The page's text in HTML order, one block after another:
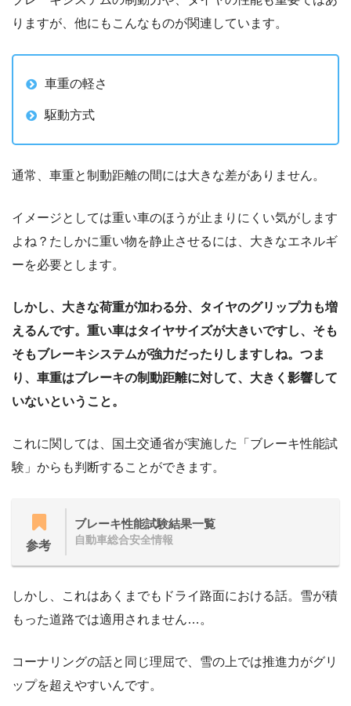
りますが、他にもこんなものが関連しています。
車重の軽さ
駆動方式
通常、車重と制動距離の間には大きな差がありません。
イメージとしては重い車のほうが止まりにくい気がします
よね？たしかに重い物を静止させるには、大きなエネルギ
ーを必要とします。
しかし、大きな荷重が加わる分、タイヤのグリップ力も増
えるんです。重い車はタイヤサイズが大きいですし、そも
そもブレーキシステムが強力だったりしますしね。つま
り、車重はブレーキの制動距離に対して、大きく影響して
いないということ。
これに関しては、国土交通省が実施した「ブレーキ性能試
験」からも判断することができます。
参考
ブレーキ性能試験結果一覧
自動車総合安全情報
しかし、これはあくまでもドライ路面における話。雪が積
もった道路では適用されません…。
コーナリングの話と同じ理屈で、雪の上では推進力がグリ
ップを超えやすいんです。